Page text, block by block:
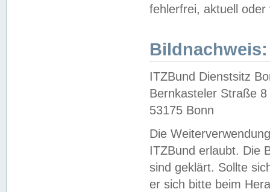
fehlerfrei, aktuell oder
Bildnachweis:
ITZBund Dienstsitz
Bernkasteler Straße 8
53175 Bonn
Die
ITZBund erlaubt. Die
sind geklärt. Sollte
er sich bitte beim